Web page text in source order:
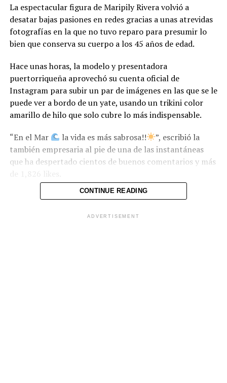
La espectacular figura de Maripily Rivera volvió a
desatar bajas pasiones en redes gracias a unas atrevidas
fotografías en la que no tuvo reparo para presumir lo
bien que conserva su cuerpo a los 45 años de edad.
Hace unas horas, la modelo y presentadora
puertorriqueña aprovechó su cuenta oficial de
Instagram para subir un par de imágenes en las que se le
puede ver a bordo de un yate, usando un trikini color
amarillo de hilo que solo cubre lo más indispensable.
“En el Mar
la vida es más sabrosa!!
”, escribió la
también empresaria al pie de una de las instantáneas
que ha despertado cientos de buenos comentarios y más
CONTINUE READING
ADVERTISEMENT